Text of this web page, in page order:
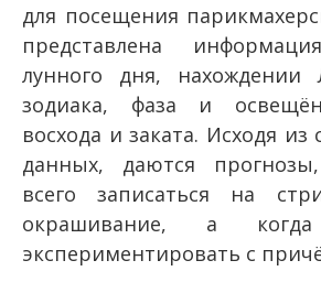
для посещения
представлена
лунного дня,
зодиака, фаза и
восхода и заката. Исходя из
данных, даются
всего записаться на
окрашивание, а
экспериментировать с